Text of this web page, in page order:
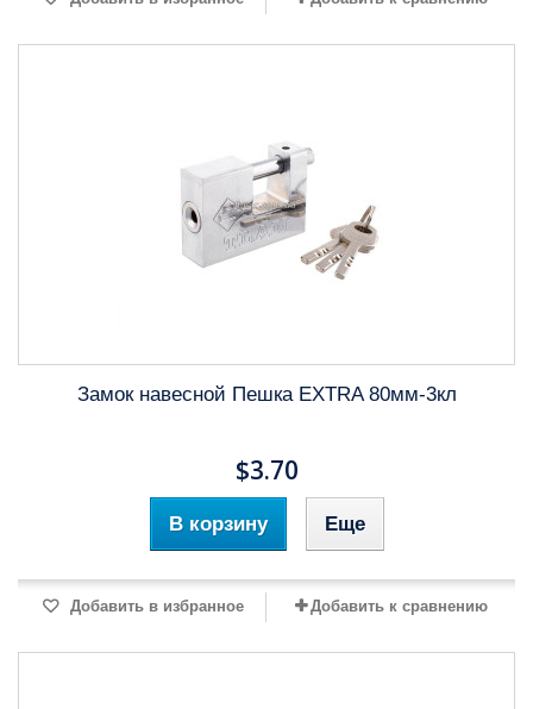
Замок навесной Пешка EXTRA 80мм-3кл
$3.70
В корзину Еще
Добавить в избранное Добавить к сравнению